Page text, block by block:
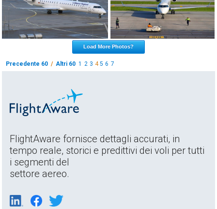
Load More Photos?
Precedente 60 /Altri 60 1 2 3 45 6 7
FlightAware fornisce dettagli accurati, in
tempo reale, storici e predittivi dei voli per tutti
i segmenti del
settore aereo.